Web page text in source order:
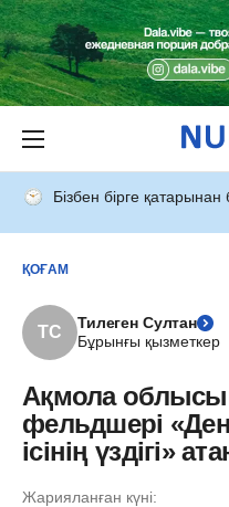
Бізбен бірге қатарынан
ҚОҒАМ
ТС
Тилеген Султан
Бұрынғы қызметкер
Ақмола
фельдшері
ісінің үздігі»
Жарияланған күні: